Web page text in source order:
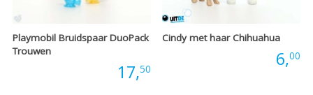
Playmobil Bruidspaar DuoPack
Trouwen
17,50
Cindy met haar Chihuahua
6,00